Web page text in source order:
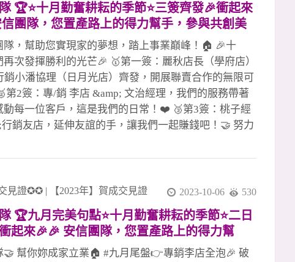
妳你實現夢想🌈 招募電話 ☎️0933739959李店長
🏆⭐十月勤奮耕耘的季節⭐三簽齊發🎉衝起來
信團隊，您置產路上的得力幫手，參與共創美
隊，幫助您實現家的夢想，踏上事業巔峰！🏠 🎉十
再次發揮勝利的光芒🎉 🥇第一簽：麗秋店長（學府店）
銷小潘協理（日月光店）齊發，開展聯賣合作的無限可
第2簽：專/銷 李店 &amp; 文治經理，我們的服務帶著
動每一位客戶，這是我們的日常！❤️ 🥉第3簽：桃子經
銷友店，延伸友誼的手，讓我們一起賺錢吧！🤝 努力
衝鋒，珍惜每份信任，全力以赴！Go Go Go！ #安信團
#感謝聯賣住商學府店麗秋店長共創佳績!! #團隊合作力
績人效第ㄧ #111年平均人效400萬 #感謝教部文治經理
謝迦南黃代書協辦!! #感謝正業吳代書協辦!! #感謝最
團隊夥伴都能協助幫忙!! #土城最強住商大家八店百多
見證✪✪ | 【2023年】賀成交見證 2023-10-06 530
🏆九月完美句點⭐十月勤奮耕耘的季節⭐二日
起來🎉🎉 安信團隊，您置產路上的得力幫
共創美好家園
🤝 幫你妳成家立業🏠 #九月尾盤👉專銷李店全泡🎉 破